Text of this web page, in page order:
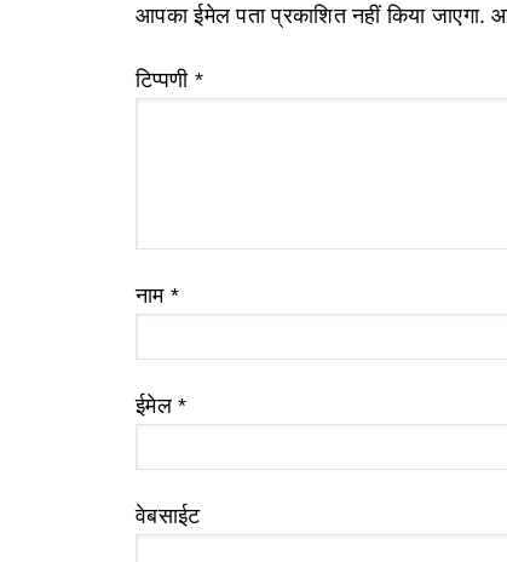
आपका ईमेल पता प्रकाशित नहीं किया जाएगा.
टिप्पणी *
नाम *
ईमेल*
वेबसाईट